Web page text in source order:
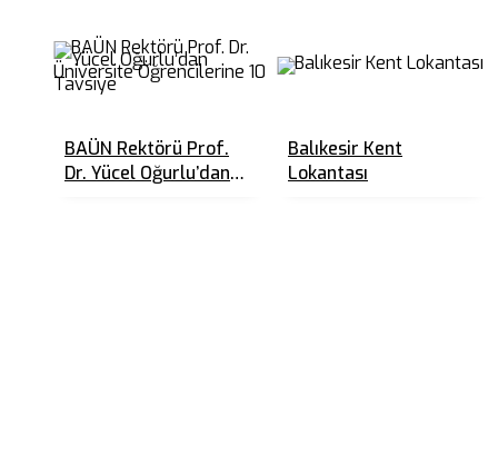
BAÜN Rektörü Prof.
Dr. Yücel Oğurlu’dan
Balıkesir Kent
Lokantası